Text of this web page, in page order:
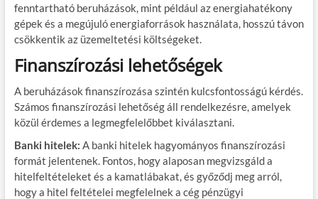
fenntartható beruházások, mint például az energiahatékony
gépek és a megújuló energiaforrások használata, hosszú távon
csökkentik az üzemeltetési költségeket.
Finanszírozási lehetőségek
A beruházások finanszírozása szintén kulcsfontosságú kérdés.
Számos finanszírozási lehetőség áll rendelkezésre, amelyek
közül érdemes a legmegfelelőbbet kiválasztani.
Banki hitelek: A banki hitelek hagyományos finanszírozási
formát jelentenek. Fontos, hogy alaposan megvizsgáld a
hitelfeltételeket és a kamatlábakat, és győződj meg arról,
hogy a hitel feltételei megfelelnek a cég pénzügyi